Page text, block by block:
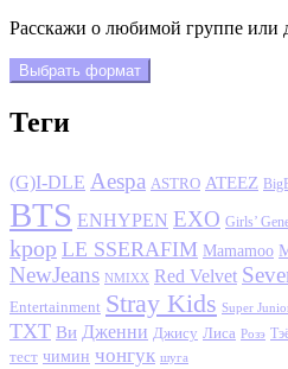
Расскажи о любимой группе или
Выбрать формат
Теги
(G)I-DLE Aespa ASTRO ATEEZ
BTS ENHYPEN EXO Girls’
kpop LE SSERAFIM Mamamoo
NewJeans NMIXX Red Velvet
Entertainment Stray Kids Super
TXT Ви Дженни Джису Лиса Розэ
тест чимин чонгук шуга